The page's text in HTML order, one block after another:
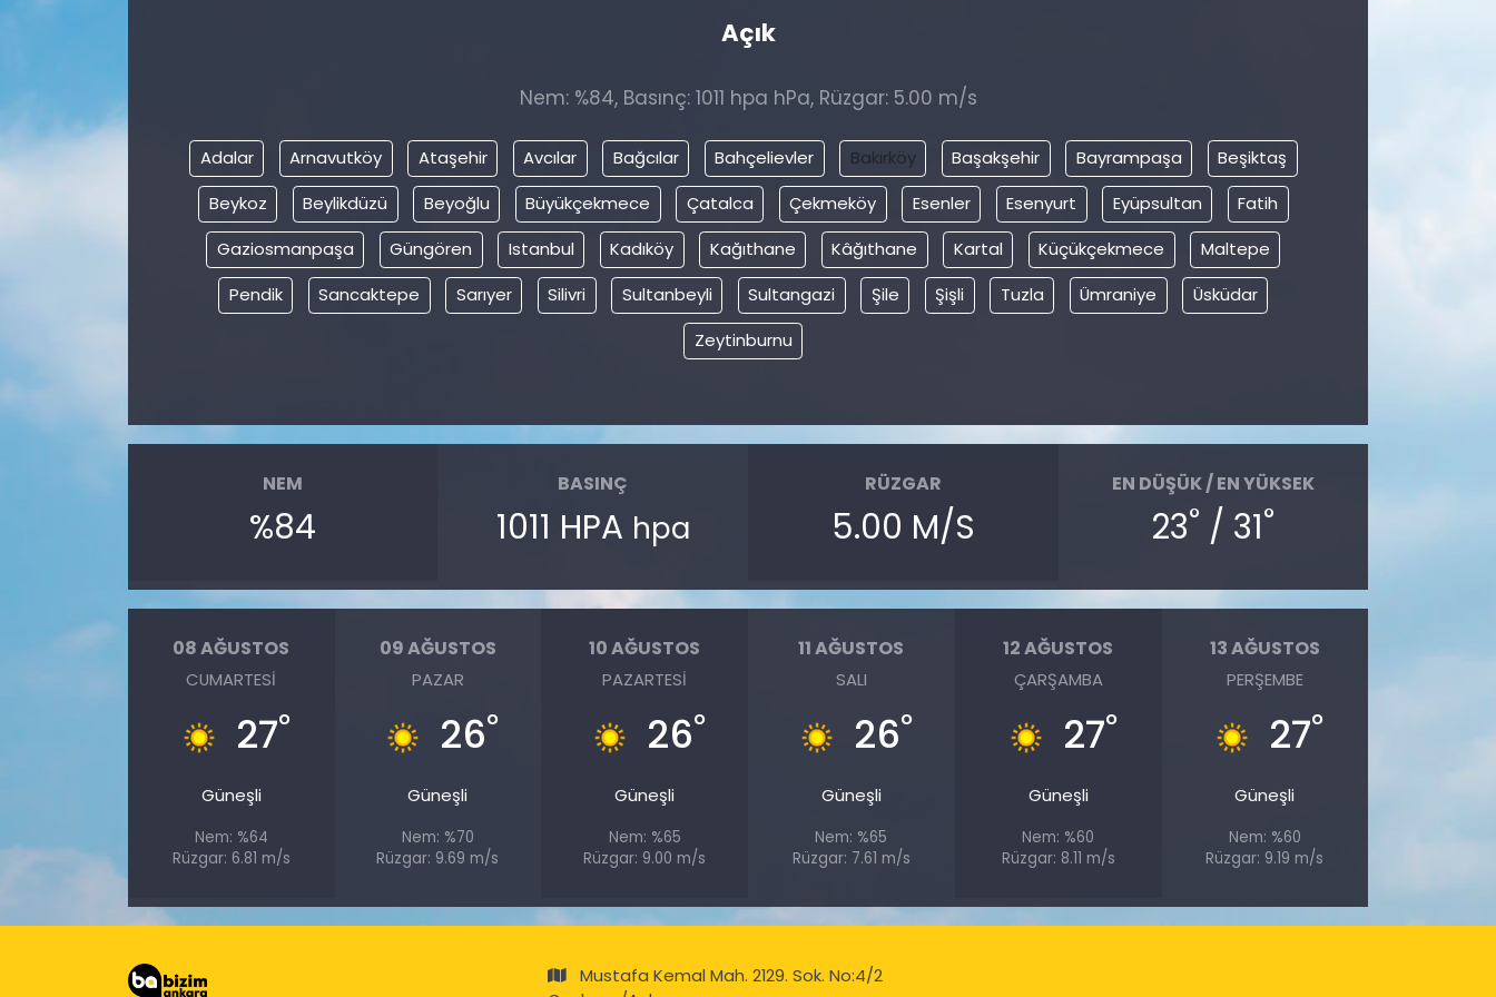
Açık
Nem: %84, Basınç: 1011 hpa hPa, Rüzgar: 5.00 m/s
Adalar Arnavutköy Ataşehir Avcılar Bağcılar Bahçelievler Bakırköy Başakşehir Bayrampaşa
Beşiktaş
Beykoz
Beylikdüzü Beyoğlu Büyükçekmece Çatalca Çekmeköy Esenler Esenyurt Eyüpsultan
Fatih
Gaziosmanpaşa
Güngören Istanbul Kadıköy Kağıthane Kâğıthane Kartal Küçükçekmece
Maltepe
Pendik
Sancaktepe Sarıyer Silivri Sultanbeyli Sultangazi Şile Şişli Tuzla Ümraniye
Üsküdar
Zeytinburnu
NEM
%84
BASINÇ
1011 HPA hpa
RÜZGAR
5.00 M/S
EN DÜŞÜK / EN YÜKSEK
23° / 31°
08 AĞUSTOS
CUMARTESI
27°
Güneşli
Nem: %64
Rüzgar: 6.81 m/s
09 AĞUSTOS
PAZAR
26°
Güneşli
Nem: %70
Rüzgar: 9.69 m/s
10 AĞUSTOS
PAZARTESI
26°
Güneşli
Nem: %65
Rüzgar: 9.00 m/s
11 AĞUSTOS
SALI
26°
Güneşli
Nem: %65
Rüzgar: 7.61 m/s
12 AĞUSTOS
ÇARŞAMBA
27°
Güneşli
Nem: %60
Rüzgar: 8.11 m/s
13 AĞUSTOS
PERŞEMBE
27°
Güneşli
Nem: %60
Rüzgar: 9.19 m/s
Mustafa Kemal Mah. 2129. Sok. No:4/2